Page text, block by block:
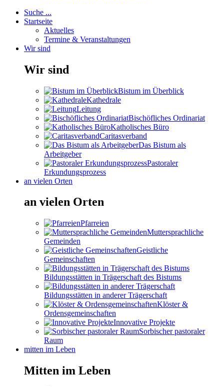
Suche ...
Startseite
Aktuelles
Termine & Veranstaltungen
Wir sind
Wir sind
Bistum im Überblick
Kathedrale
Leitung
Bischöfliches Ordinariat
Katholisches Büro
Caritasverband
Das Bistum als
Arbeitgeber
Pastoraler
Erkundungsprozess
an vielen Orten
an vielen Orten
Pfarreien
Muttersprachliche
Gemeinden
Geistliche
Gemeinschaften
Bildungsstätten in Trägerschaft des Bistums
Bildungsstätten in anderer Trägerschaft
Klöster &
Ordensgemeinschaften
Innovative Projekte
Sorbischer pastoraler
Raum
mitten im Leben
Mitten im Leben